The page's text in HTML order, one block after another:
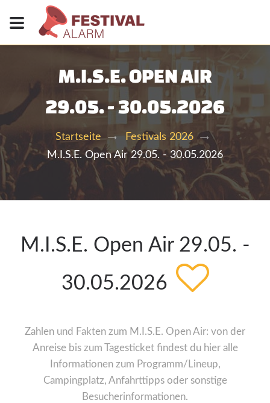
M.I.S.E. OPEN AIR
29.05. - 30.05.2026
Startseite
Festivals 2026
M.I.S.E. Open Air 29.05. - 30.05.2026
M.I.S.E. Open Air 29.05. -
30.05.2026
Zahlen und Fakten zum M.I.S.E. Open Air: von der
Anreise bis zum Tagesticket findest du hier alle
Informationen zum Programm/Lineup,
Campingplatz, Anfahrttipps oder sonstige
Besucherinformationen.